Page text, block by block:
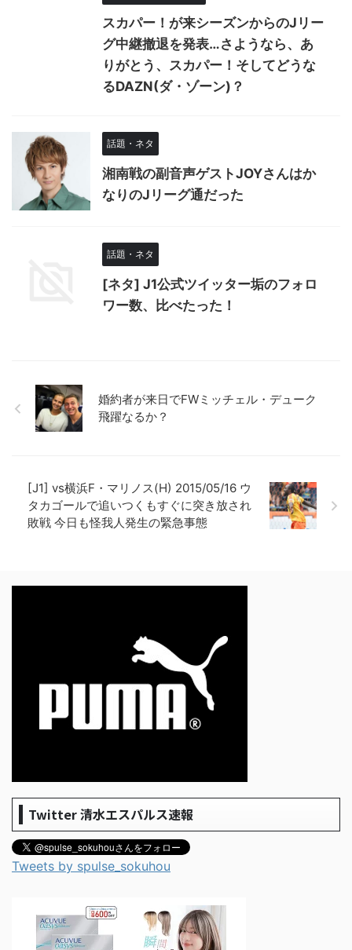
スカパー！が来シーズンからのJリー
グ中継撤退を発表…さようなら、あ
りがとう、スカパー！そしてどうな
るDAZN(ダ・ゾーン)？
話題・ネタ
湘南戦の副音声ゲストJOYさんはか
なりのJリーグ通だった
話題・ネタ
[ネタ] J1公式ツイッター垢のフォロ
ワー数、比べたった！
婚約者が来日でFWミッチェル・デューク
飛躍なるか？
[J1] vs横浜F・マリノス(H) 2015/05/16 ウ
タカゴールで追いつくもすぐに突き放され
敗戦 今日も怪我人発生の緊急事態
Twitter 清水エスパルス速報
Tweets by spulse_sokuhou